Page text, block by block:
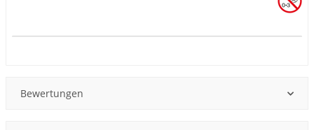
Bewertungen